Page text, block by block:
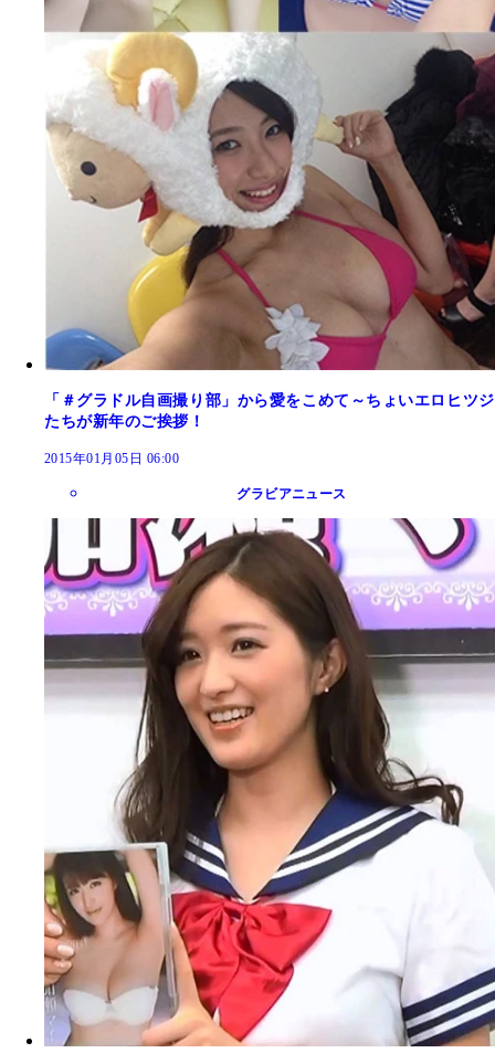
「＃グラドル自画撮り部」から愛をこめて～ちょいエロヒツジ
たちが新年のご挨拶！
2015年01月05日 06:00
グラビアニュース